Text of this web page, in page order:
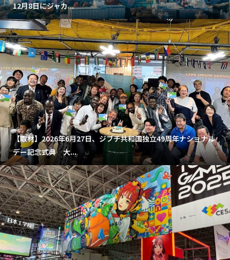
12月8日にジャカ...
【取材】2026年6月27日、ジブチ共和国独立49周年ナショナル
デー記念式典 大...